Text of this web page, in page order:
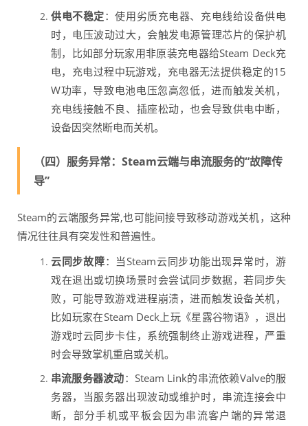
供电不稳定：使用劣质充电器、充电线给设备供电
时，电压波动过大，会触发电源管理芯片的保护机
制，比如部分玩家用非原装充电器给Steam Deck充
电，充电过程中玩游戏，充电器无法提供稳定的15
W功率，导致电池电压忽高忽低，进而触发关机，
充电线接触不良、插座松动，也会导致供电中断，
设备因突然断电而关机。
（四）服务异常：Steam云端与串流服务的“故障传
导”
Steam的云端服务异常,也可能间接导致移动游戏关机，这种
情况往往具有突发性和普遍性。
云同步故障：当Steam云同步功能出现异常时，游
戏在退出或切换场景时会尝试同步数据，若同步失
败，可能导致游戏进程崩溃，进而触发设备关机，
比如玩家在Steam Deck上玩《星露谷物语》，退出
游戏时云同步卡住，系统强制终止游戏进程，严重
时会导致掌机重启或关机。
串流服务器波动：Steam Link的串流依赖Valve的服
务器，当服务器出现波动或维护时，串流连接会中
断，部分手机或平板会因为串流客户端的异常退